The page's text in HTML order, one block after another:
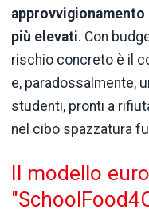
approvvigionamento
più elevati. Con
rischio concreto è il
e, paradossalmente,
studenti, pronti a
nel cibo spazzatura
Il modello